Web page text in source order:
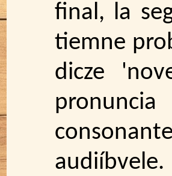
final, la
tiemne
dicze